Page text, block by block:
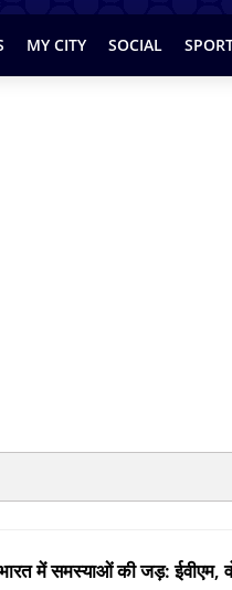
MY CITY SOCIAL
में समस्याओं की जड़: ईवीएम,